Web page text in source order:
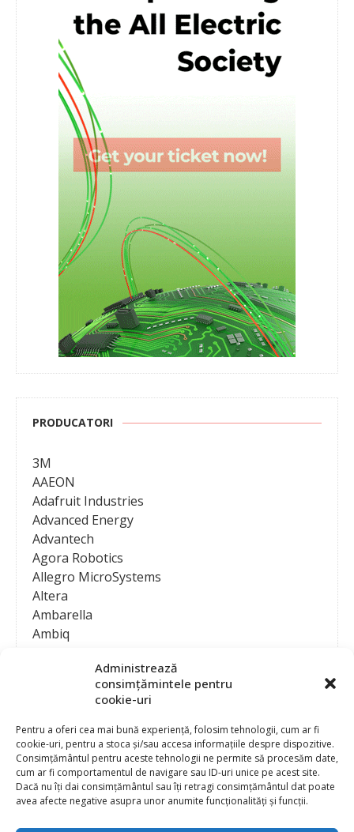
Administrează
consimțămintele pentru
cookie-uri
Pentru a oferi cea mai bună experiență, folosim tehnologii, cum ar fi
cookie-uri, pentru a stoca și/sau accesa informațiile despre dispozitive.
Consimțământul pentru aceste tehnologii ne permite să procesăm date,
cum ar fi comportamentul de navigare sau ID-uri unice pe acest site.
Dacă nu îți dai consimțământul sau îți retragi consimțământul dat poate
avea afecte negative asupra unor anumite funcționalități și funcții.
PRODUCATORI
3M
AAEON
Adafruit Industries
Advanced Energy
Advantech
Agora Robotics
Allegro MicroSystems
Altera
Ambarella
Ambiq
Analog Devices
Anritsu Corporation
Ansys
APS
Arduino
Arm
Asentics